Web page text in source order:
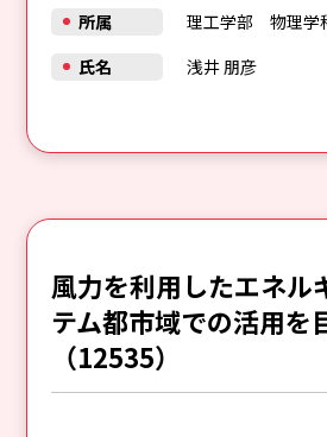
所属
理工学部 物理学
氏名
浅井 朋彦
風力を利用したエネル
テム都市域での活用を
（12535）